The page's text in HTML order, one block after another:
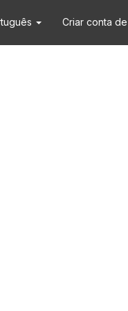
Criar conta